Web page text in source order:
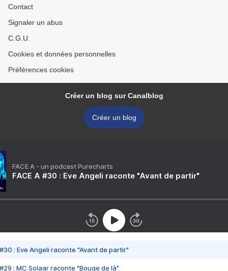
Contact
Signaler un abus
C.G.U.
Cookies et données personnelles
Préférences cookies
Créer un blog sur Canalblog
Créer un blog
FACE A - un podcast Purecharts
FACE A #30 : Eve Angeli raconte "Avant de partir"
#30 : Eve Angeli raconte "Avant de partir"
#29 : MC Solaar raconte "Bouge de là"